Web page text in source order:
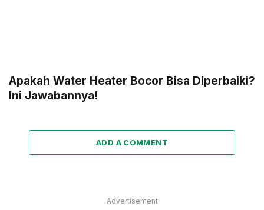
Apakah Water Heater Bocor Bisa Diperbaiki?
Ini Jawabannya!
ADD A COMMENT
Advertisement